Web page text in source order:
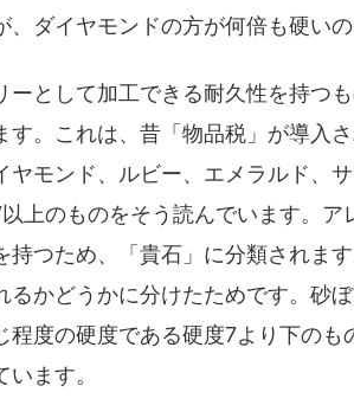
、ダイヤモンドの方が何倍も硬いの
ーとして加工できる耐久性を持つ
す。これは、昔「物品税」が導入
ヤモンド、ルビー、エメラルド、
上のものをそう読んでいます。
持つため、「貴石」に分類されま
るかどうかに分けたためです。砂
程度の硬度である硬度7より下の
います。